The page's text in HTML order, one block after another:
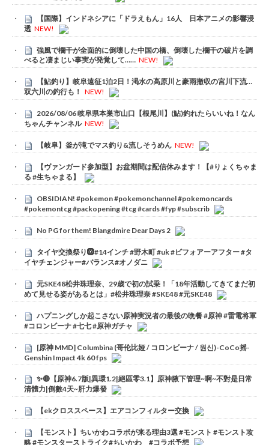
【国際】インドネシアに「ドラえもん」16人 日本アニメの影響浸
透 NEW!
強風で欄干が全面的に倒壊した中国の橋、倒壊した欄干の破片を調
べると凄まじい事実が発覚して…… NEW!
【鮎釣り】岐阜遠征1泊2日！渇水の高原川と豪雨撤収の宮川下流…
双六川の釣行も！
NEW!
2026/08/06 岐阜県本巣市山口【根尾川】(鮎)釣れたらいいね！なん
ちゃんチャンネル NEW!
【岐阜】釜が滝でマス釣り&流しそうめん NEW!
【ヴァンガード参加型】お盆期間は配信休みます！【#りょくちゃま
る #生ちゃまる】
OBSIDIAN! #pokemon #pokemonchannel #pokemoncards
#pokemontcg #packopening #tcg #cards #fyp #subscrib
No PG for them! Blangdmire Dear Days 2
タイヤ交換祭り🛞#14インチ #野木町 #uk #ビフォアーアフター #タ
イヤチェンジャー#バランス#オノダニ
元SKE48松井珠理奈、29歳で初の試乗！「18年活動してきてまだ初
めて見せる姿があるとは」#松井珠理奈 #SKE48 #元SKE48
ハプニングしか起こさない原神実況者の最後の晩餐 #原神 #雷電将軍
#コロンビーナ #七七 #原神ガチャ
[原神 MMD] Columbina (哥伦比娅 / コロンビーナ / 원신)-CoCo摇-
Genshin Impact 4k 60 fps
✨🔴【原神6.7版|異環1.2|絕區零3.1】原神腋下管理~啊~不對是日常
清體力|倒數4天~肝力爆發
【ekクロススペース】エアコンフィルター交換
【モンスト】ちいかわコラボが来る理由3選 #モンスト #モンスト攻
略 #モンスターストライク#ちいかわ #コラボ予想